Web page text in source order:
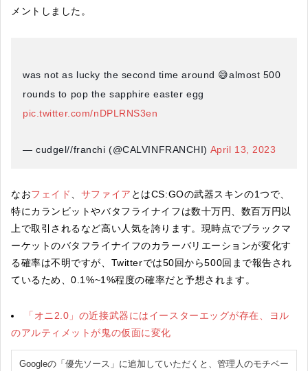
メントしました。
was not as lucky the second time around 😅almost 500
rounds to pop the sapphire easter egg
pic.twitter.com/nDPLRNS3en
— cudgel//franchi (@CALVINFRANCHI) April 13, 2023
なおフェイド サファイア とはCS:GOの武器スキンの1つで、
特にカランビットやバタフライナイフは数十万円、数百万円以
上で取引されるなど高い人気を誇ります。現時点でブラックマ
ーケットのバタフライナイフのカラーバリエーションが変化す
る確率は不明ですが、Twitterでは50回から500回まで報告され
ているため、0.1%~1%程度の確率だと予想されます。
「オニ2.0」の近接武器にはイースターエッグが存在、ヨル
のアルティメットが鬼の仮面に変化
Googleの「優先ソース」に追加していただくと、管理人のモチベー